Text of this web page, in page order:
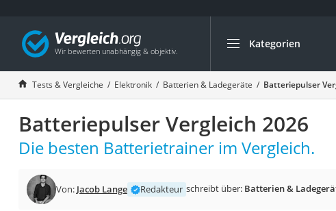
Kategorien
Die beliebtesten
Elektronik
Powerstation
Monitor 32 Zoll 4K
Fernseher
Desktop-PC
Tests & Vergleiche Elektronik Batterien & Ladegeräte Batteriepulser
Batteriepulser Vergleich 2026
Die besten Batterietrainer im Vergleich.
Von: Jacob Lange Redakteur schreibt über: Batterien &